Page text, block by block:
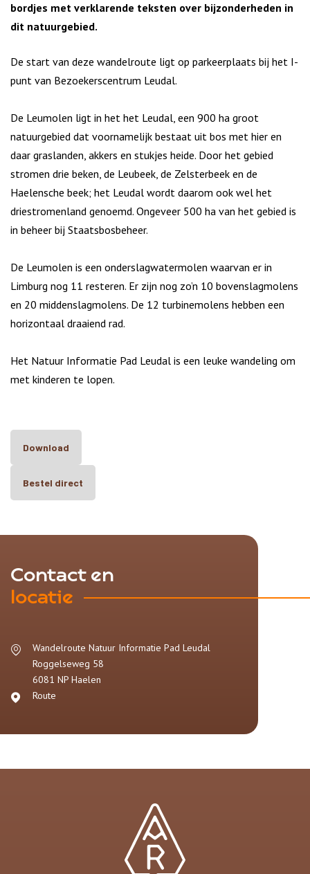
bordjes met verklarende teksten over bijzonderheden in
dit natuurgebied.
De start van deze wandelroute ligt op parkeerplaats bij het I-
punt van Bezoekerscentrum Leudal.
De Leumolen ligt in het het Leudal, een 900 ha groot
natuurgebied dat voornamelijk bestaat uit bos met hier en
daar graslanden, akkers en stukjes heide. Door het gebied
stromen drie beken, de Leubeek, de Zelsterbeek en de
Haelensche beek; het Leudal wordt daarom ook wel het
driestromenland genoemd. Ongeveer 500 ha van het gebied is
in beheer bij Staatsbosbeheer.
De Leumolen is een onderslagwatermolen waarvan er in
Limburg nog 11 resteren. Er zijn nog zo’n 10 bovenslagmolens
en 20 middenslagmolens. De 12 turbinemolens hebben een
horizontaal draaiend rad.
Het Natuur Informatie Pad Leudal is een leuke wandeling om
met kinderen te lopen.
Download
Bestel direct
Contact en
locatie
Wandelroute Natuur Informatie Pad Leudal
Roggelseweg 58
6081 NP Haelen
Route